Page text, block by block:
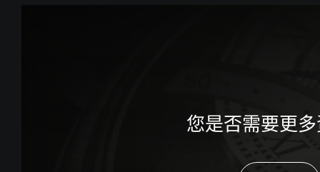
您是否需要更